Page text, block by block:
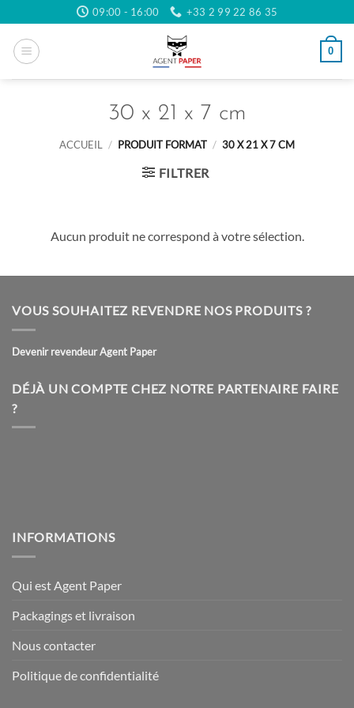
au
contenu
09:00 - 16:00 +33 2 99 22 86 35
0
30 x 21 x 7 cm
ACCUEIL / PRODUIT FORMAT / 30 X 21 X 7 CM
FILTRER
Aucun produit ne correspond à votre sélection.
VOUS SOUHAITEZ REVENDRE NOS PRODUITS ?
Devenir revendeur Agent Paper
DÉJÀ UN COMPTE CHEZ NOTRE PARTENAIRE FAIRE
?
INFORMATIONS
Qui est Agent Paper
Packagings et livraison
Nous contacter
Politique de confidentialité